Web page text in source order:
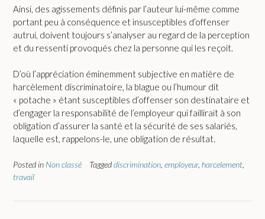
Ainsi, des agissements définis par l’auteur lui-même comme
portant peu à conséquence et insusceptibles d’offenser
autrui, doivent toujours s’analyser au regard de la perception
et du ressenti provoqués chez la personne qui les reçoit.
D’où l’appréciation éminemment subjective en matière de
harcèlement discriminatoire, la blague ou l’humour dit
« potache » étant susceptibles d’offenser son destinataire et
d’engager la responsabilité de l’employeur qui faillirait à son
obligation d’assurer la santé et la sécurité de ses salariés,
laquelle est, rappelons-le, une obligation de résultat.
Posted in Non classé Taggeddiscrimination employeur, harcelement
travail